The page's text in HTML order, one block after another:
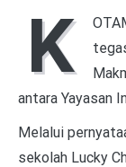
K
antara Yayasan
Melalui
sekolah Lucky